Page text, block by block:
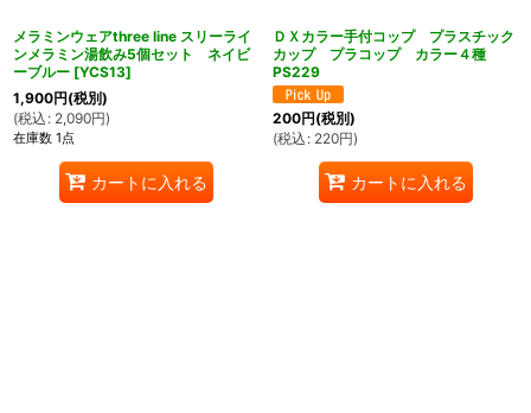
メラミンウェアthree line スリーライ
ンメラミン湯飲み5個セット ネイビ
ーブルー [YCS13]
1,900円(税別)
(税込 : 2,090円)
在庫数 1点
カートに入れる
ＤＸカラー手付コップ プラスチック
カップ プラコップ カラー４種
PS229
200円(税別)
(税込 : 220円)
カートに入れる